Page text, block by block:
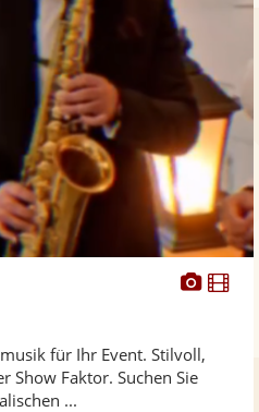
Fotos
für Ihr Event. Stilvoll,
Faktor. Suchen Sie
...